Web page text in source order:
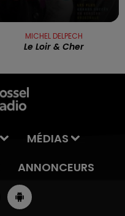
MICHEL DELPECH
Le Loir & Cher
MÉDIAS
ANNONCEURS